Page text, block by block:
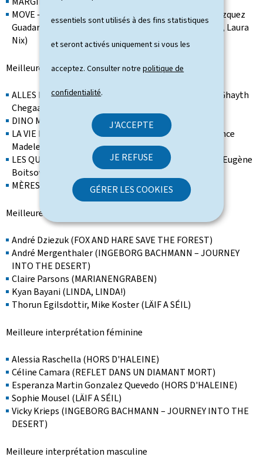
essentiels sont utilisés à des fins statistiques
et seront activés uniquement si vous les
acceptez. Consulter notrepolitique de
confidentialité.
J'ACCEPTE
JE REFUSE
GÉRER LES COOKIES
MOVE – SEASON 5 (Alisar Hasan, Alaa Amer, Karen Vázquez
Guadarrama, Ana Moisenko, Sama Pana, Nada Riyadh, Laura
Nix)
Meilleure série ou production transmédia d'animation
ALLES FËSCH (DEEP IN THE BOWL) (Julien Renault, Ghayth
Chegaar)
DINO MITE (Sandra Schiessl, Cherifa Bakhti)
LA VIE DE CHÂTEAU (MY LIFE IN VERSAILLES) (Clémence
Madeleine-Perdrillat, Nathaniel H'limi)
LES QUIQUOI (THE MINIWHATS / D'QUATSCHKÄPP) (Eugène
Boitsov)
MÈRES ANONYMES (Hélène Friren)
Meilleure musique originale
André Dziezuk (FOX AND HARE SAVE THE FOREST)
André Mergenthaler (INGEBORG BACHMANN – JOURNEY
INTO THE DESERT)
Claire Parsons (MARIANENGRABEN)
Kyan Bayani (LINDA, LINDA!)
Thorun Egilsdottir, Mike Koster (LÄIF A SÉIL)
Meilleure interprétation féminine
Alessia Raschella (HORS D'HALEINE)
Céline Camara (REFLET DANS UN DIAMANT MORT)
Esperanza Martin Gonzalez Quevedo (HORS D'HALEINE)
Sophie Mousel (LÄIF A SÉIL)
Vicky Krieps (INGEBORG BACHMANN – JOURNEY INTO THE
DESERT)
Meilleure interprétation masculine